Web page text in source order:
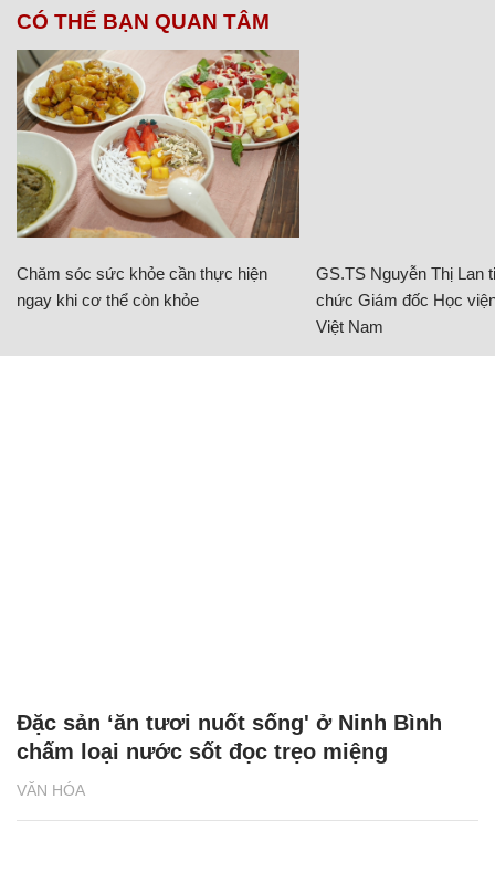
CÓ THỂ BẠN QUAN TÂM
Chăm sóc sức khỏe cần thực hiện
ngay khi cơ thể còn khỏe
GS.TS Nguyễn Thị Lan
chức Giám đốc Học
Việt Nam
VĂN HÓA
Đặc sản ‘ăn tươi nuốt sống' ở Ninh Bình
chấm loại nước sốt đọc trẹo miệng